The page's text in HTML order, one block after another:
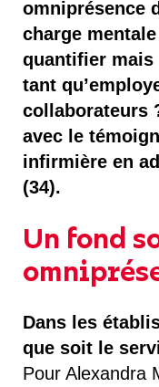
omniprésence
charge
quantifier mais
tant
collaborateurs
avec le
infirmière en
(34).
Un fond
Dans les
que soit le
Pour Alexandra